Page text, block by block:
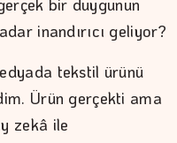
bir duygunun
inandırıcı geliyor?
tekstil ürünü
Ürün gerçekti ama
zekâ ile